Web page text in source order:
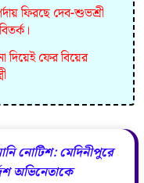
ফিরছে দেব-শুভশ্রী
দিয়েই ফের বিয়ের
নোটিশ: মেদিনীপুরে
অভিনেতাকে